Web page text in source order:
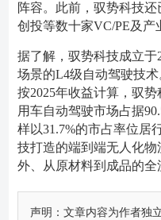
阵容。此前，驭势科技
创投等数十家VC/PE及产
据了解，驭势科技成立于
场景的L4级自动驾驶技
按2025年收益计算，驭
用车自动驾驶市场占据
样以31.7%的市占率位居
技打造的端到端无人化
外、从原材料到成品的全
声明：文章内容为作者独